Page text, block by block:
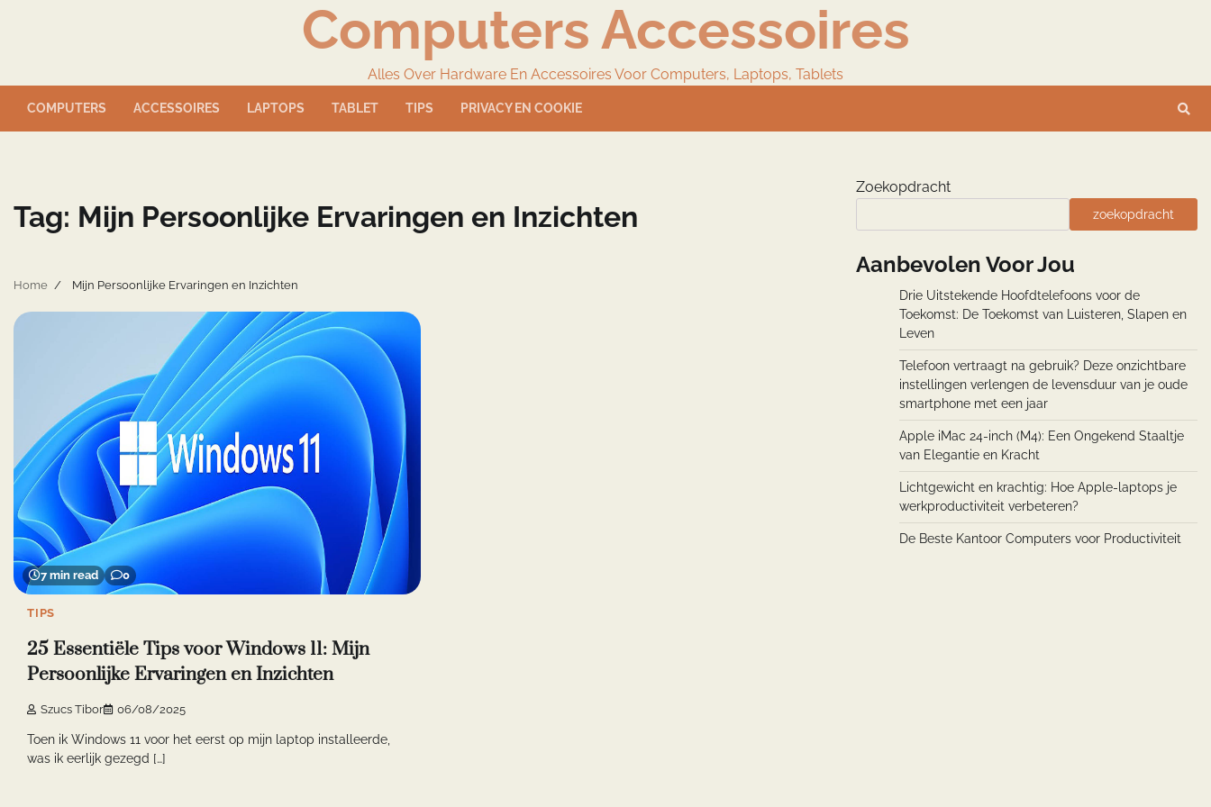
Computers Accessoires
Alles Over Hardware En Accessoires Voor Computers, Laptops, Tablets
COMPUTERS ACCESSOIRES LAPTOPS TABLET TIPS PRIVACY EN COOKIE
Tag: Mijn Persoonlijke Ervaringen en Inzichten
Home Mijn Persoonlijke Ervaringen en Inzichten
7 min read 0
TIPS
25 Essentiële Tips voor Windows 11: Mijn
Persoonlijke Ervaringen en Inzichten
Szucs Tibor 06/08/2025
Toen ik Windows 11 voor het eerst op mijn laptop installeerde,
was ik eerlijk gezegd […]
Zoekopdracht
zoekopdracht
Aanbevolen Voor Jou
Drie Uitstekende Hoofdtelefoons voor de
Toekomst: De Toekomst van Luisteren, Slapen en
Leven
Telefoon vertraagt na gebruik? Deze onzichtbare
instellingen verlengen de levensduur van je oude
smartphone met een jaar
Apple iMac 24-inch (M4): Een Ongekend Staaltje
van Elegantie en Kracht
Lichtgewicht en krachtig: Hoe Apple-laptops je
werkproductiviteit verbeteren?
De Beste Kantoor Computers voor Productiviteit